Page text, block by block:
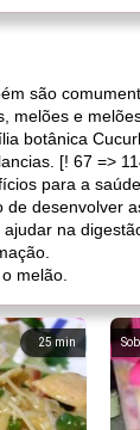
são
melões e
botânica
[! 67 =>
para a
de desenvolver
na
melão.
25min